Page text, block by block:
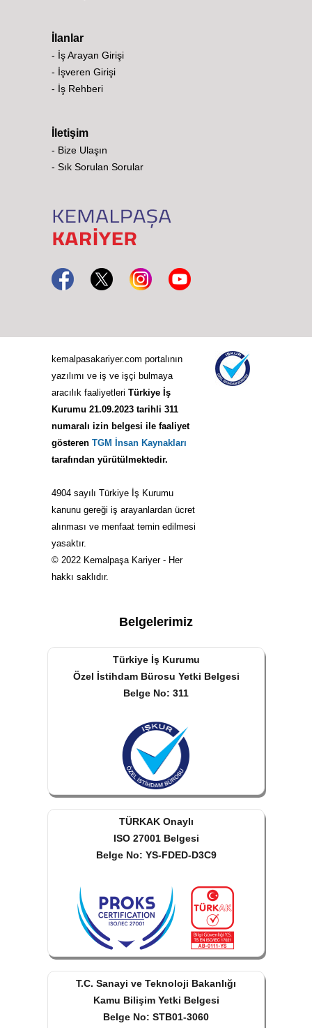
İlanlar
- İş Arayan Girişi
- İşveren Girişi
- İş Rehberi
İletişim
- Bize Ulaşın
- Sık Sorulan Sorular
kemalpasakariyer.com portalının
yazılımı ve iş ve işçi bulmaya
aracılık faaliyetleri Türkiye İş
Kurumu 21.09.2023 tarihli 311
numaralı izin belgesi ile faaliyet
gösteren TGM İnsan Kaynakları
tarafından yürütülmektedir.
4904 sayılı Türkiye İş Kurumu
kanunu gereği iş arayanlardan ücret
alınması ve menfaat temin edilmesi
yasaktır.
© 2022 Kemalpaşa Kariyer - Her
hakkı saklıdır.
Belgelerimiz
Türkiye İş Kurumu
Özel İstihdam Bürosu Yetki Belgesi
Belge No: 311
TÜRKAK Onaylı
ISO 27001 Belgesi
Belge No: YS-FDED-D3C9
T.C. Sanayi ve Teknoloji Bakanlığı
Kamu Bilişim Yetki Belgesi
Belge No: STB01-3060